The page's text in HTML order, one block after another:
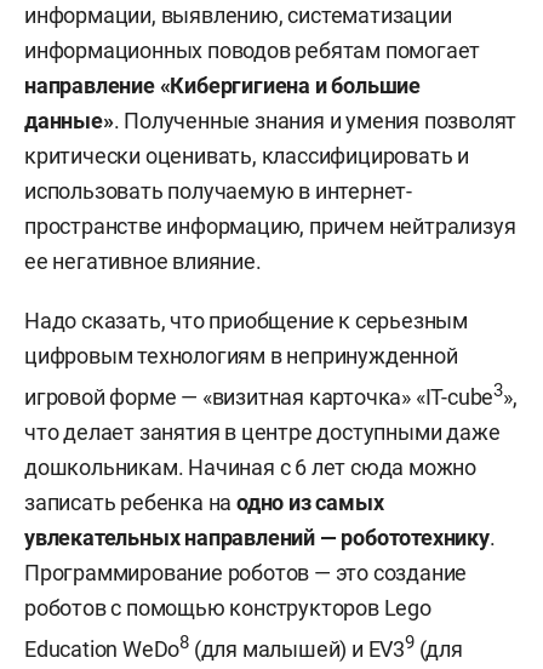
информации, выявлению, систематизации
информационных поводов ребятам помогает
направление «Кибергигиена и большие
данные». Полученные знания и умения позволят
критически оценивать, классифицировать и
использовать получаемую в интернет-
пространстве информацию, причем нейтрализуя
ее негативное влияние.
Надо сказать, что приобщение к серьезным
цифровым технологиям в непринужденной
игровой форме — «визитная карточка» «IT-cube3»,
что делает занятия в центре доступными даже
дошкольникам. Начиная с 6 лет сюда можно
записать ребенка наодно из самых
увлекательных направлений — робототехнику.
Программирование роботов — это создание
роботов с помощью конструкторов Lego
Education WeDo8 (для малышей) и EV39(для